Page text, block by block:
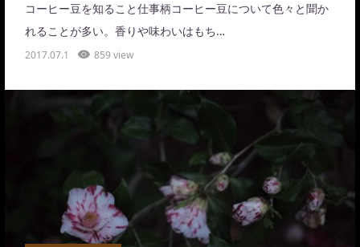
コーヒー豆を知ること仕事柄コーヒー豆について色々と聞か
れることが多い。香りや味わいはもち…
2017.07.1 859 view